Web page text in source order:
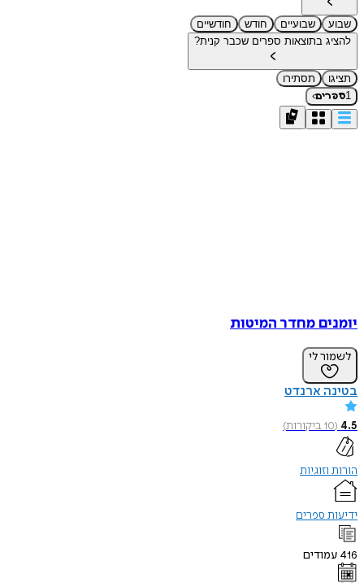
שבוע שבועיים חודש
חודשיים
להציג בתוצאות ספרים שכבר קנית?
תציגו
תסתירו
1ספרים›
יומנים מחדר המיטות
לשמור לי
בטינה ארנדט
4.5
(
10ביקורות)
הורות וזוגיות
ידיעות ספרים
416 עמודים